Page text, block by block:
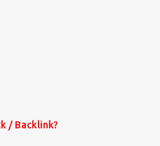
Folge. Die Startsequenz ist 16
/ Backlink?